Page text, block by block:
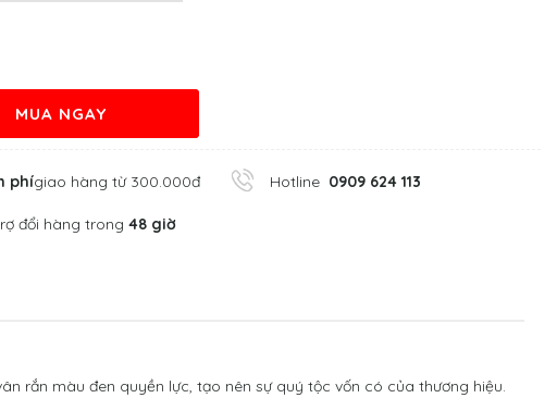
MUA NGAY
phígiao hàng từ 300.000đ Hotline 0909 624 113
đổi hàng trong48 giờ
rắn màu đen quyền lực, tạo nên sự quý tộc vốn có của thương hiệu.